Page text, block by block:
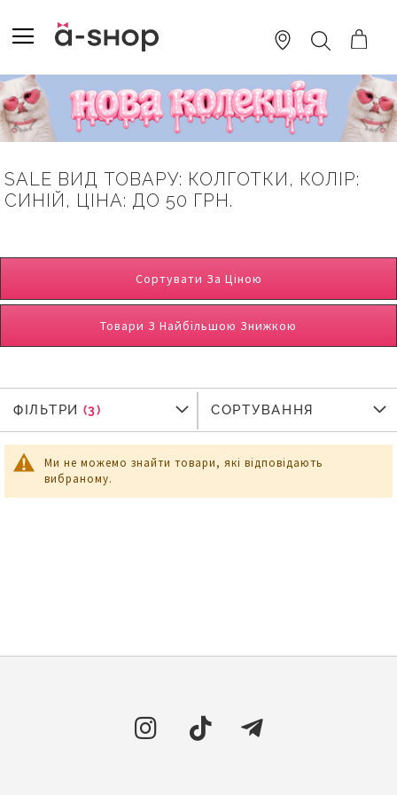
TO
CONTENT
ПОШУК
SALE ВИД ТОВАРУ: КОЛГОТКИ, КОЛІР:
СИНІЙ, ЦІНА: ДО 50 ГРН.
Сортувати За Ціною
Товари З Найбільшою Знижкою
Ми не можемо знайти товари, які відповідають
вибраному.
ФІЛЬТРИ
ФІЛЬТРИ СОРТУВАННЯ